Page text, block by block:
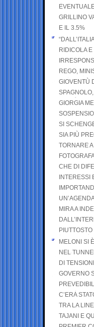
GRILLINO
E IL 3.5%
RIDICOLA E
REGO,
GIOVENTÙ
GIORGIA
SI
SIA PIÙ
TORNARE A
CHE DI
INTERESSI
MIRA A
PIUTTOSTO
MELONI SI
NEL
DI
GOVERNO
C’ERA
TRA LA
TAJANI E